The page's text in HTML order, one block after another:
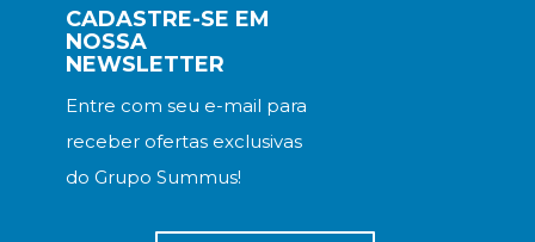
CADASTRE-SE EM
NOSSA
NEWSLETTER
Entre com seu e-mail para
receber ofertas exclusivas
do Grupo Summus!